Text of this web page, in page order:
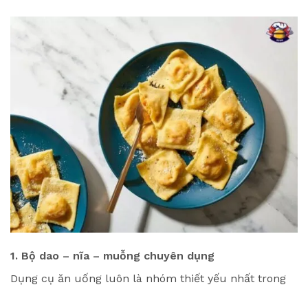
1. Bộ dao – nĩa – muỗng chuyên dụng
Dụng cụ ăn uống luôn là nhóm thiết yếu nhất trong